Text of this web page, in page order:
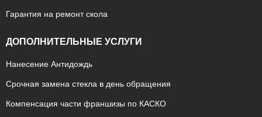
Гарантия на ремонт скола
ДОПОЛНИТЕЛЬНЫЕ УСЛУГИ
Нанесение Антидождь
Срочная замена стекла в день обращения
Компенсация части франшизы по КАСКО